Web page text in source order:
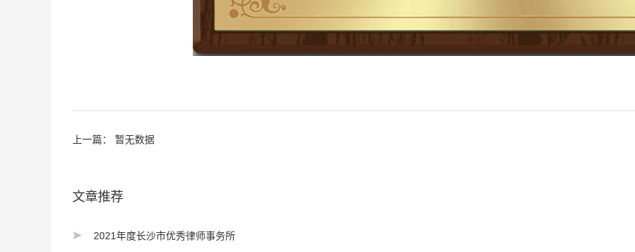
上一篇： 暂无数据
文章推荐
2021年度长沙市优秀律师事务所